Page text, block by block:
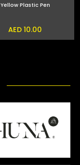
Yellow Plastic Pen
AED 10.00